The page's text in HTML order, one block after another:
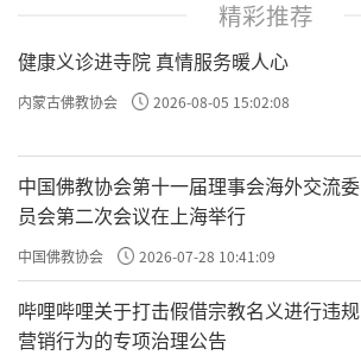
精彩推荐
健康义诊进寺院 真情服务暖人心
内蒙古佛教协会 2026-08-05 15:02:08
中国佛教协会第十一届理事会海外交流委
员会第二次会议在上海举行
中国佛教协会 2026-07-28 10:41:09
哔哩哔哩关于打击假借宗教名义进行违规
营销行为的专项治理公告